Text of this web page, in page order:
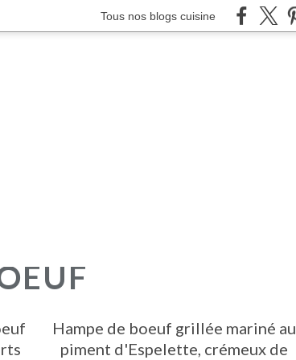
Tous nos blogs cuisine
Hampe de boeuf grillée mariné au
piment d'Espelette, crémeux de